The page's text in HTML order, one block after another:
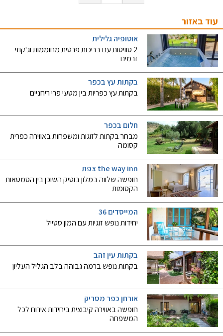
עוד באזור
אוטופיה גלילית
2 סוויטות עם בריכות פרטית מחוממות וג'קוזי
זרמים
בקתות עץ בכפר
בקתות עץ כפריות בין מטעי פרי ריחניים
חלום בכפר
מבחר בקתות לזוגות ומשפחות באווירה כפרית
קסומה
the way inn צפת
חופשה שלווה במלון בוטיק השוכן בין הסמטאות
הקסומות
המייסדים 36
יחידות נופש זוגיות עם המון סטייל
בקתות עין זהב
בקתות נופש ברמה גבוהה בלב הגליל העליון
אורחן כפר מסריק
חופשה באווירה קיבוצית ביחידות אירוח לכל
המשפחה